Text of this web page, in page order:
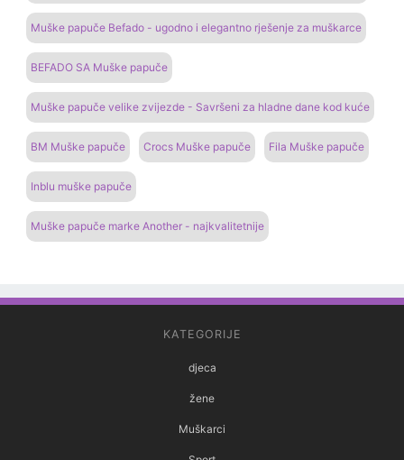
Muške papuče Befado - ugodno i elegantno rješenje za muškarce
BEFADO SA Muške papuče
Muške papuče velike zvijezde - Savršeni za hladne dane kod kuće
BM Muške papuče Crocs Muške papuče Fila Muške papuče
Inblu muške papuče
Muške papuče marke Another - najkvalitetnije
KATEGORIJE
djeca
žene
Muškarci